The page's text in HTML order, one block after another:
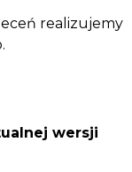
realizujemy
wersji